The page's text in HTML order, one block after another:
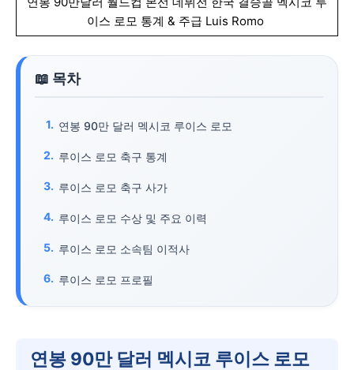
이스 로모 통계 & 주급 Luis Romo
연봉 90만 달러 멕시코 루이스 로모
루이스 로모 축구 통계
루이스 로모 축구 사가
루이스 로모 수상 및 주요 이력
루이스 로모 소속팀 이적사
루이스 로모 프로필
연봉 90만 달러 멕시코 루이스 로모